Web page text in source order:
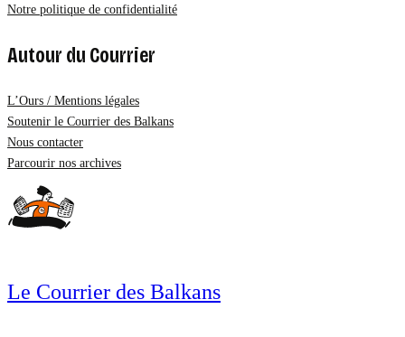
Notre politique de confidentialité
Autour du Courrier
L’Ours / Mentions légales
Soutenir le Courrier des Balkans
Nous contacter
Parcourir nos archives
Le Courrier des Balkans